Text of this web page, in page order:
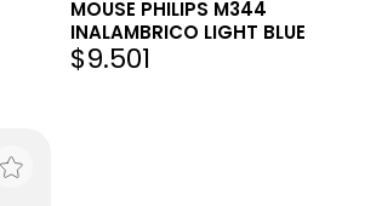
MOUSE PHILIPS M344
INALAMBRICO LIGHT BLUE
$9.501